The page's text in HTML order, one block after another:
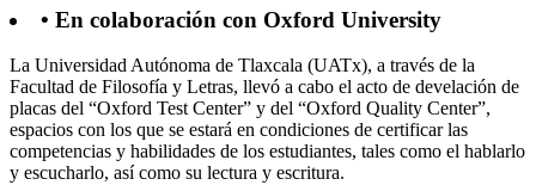
• En colaboración con Oxford University
La Universidad Autónoma de Tlaxcala (UATx), a través de la
Facultad de Filosofía y Letras, llevó a cabo el acto de develación de
placas del “Oxford Test Center” y del “Oxford Quality Center”,
espacios con los que se estará en condiciones de certificar las
competencias y habilidades de los estudiantes, tales como el hablarlo
y escucharlo, así como su lectura y escritura.